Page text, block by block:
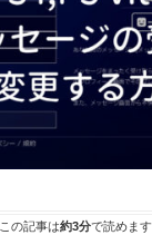
この記事は約3分で読めます